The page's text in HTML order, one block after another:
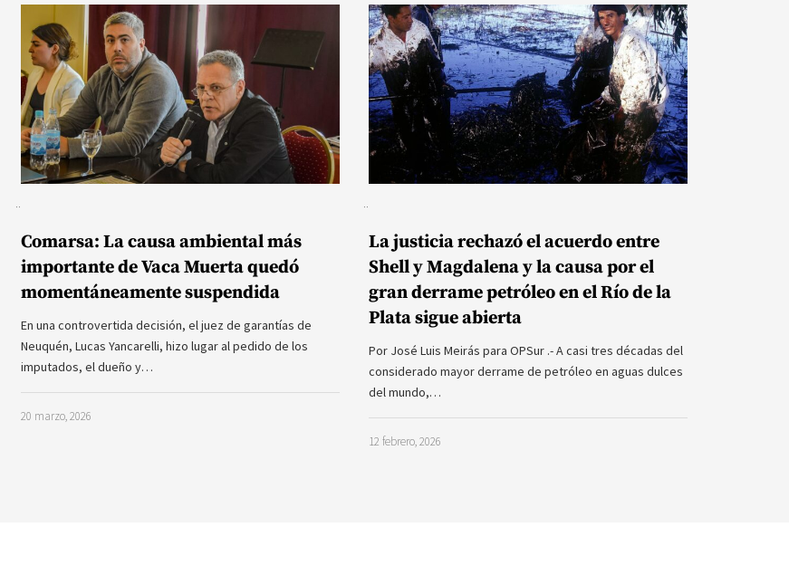
Comarsa: La causa ambiental más
importante de Vaca Muerta quedó
momentáneamente suspendida
En una controvertida decisión, el juez de garantías de
Neuquén, Lucas Yancarelli, hizo lugar al pedido de los
imputados, el dueño y…
20 marzo, 2026
La justicia rechazó el acuerdo entre
Shell y Magdalena y la causa por el
gran derrame petróleo en el Río de la
Plata sigue abierta
Por José Luis Meirás para OPSur .- A casi tres décadas del
considerado mayor derrame de petróleo en aguas dulces
del mundo,…
12 febrero, 2026